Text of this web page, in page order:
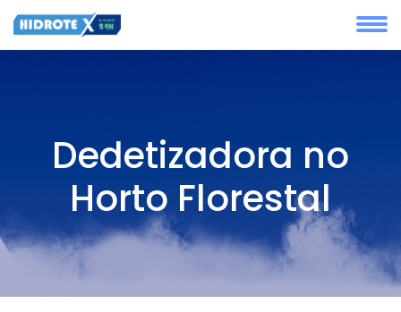
Dedetizadora no
Horto Florestal